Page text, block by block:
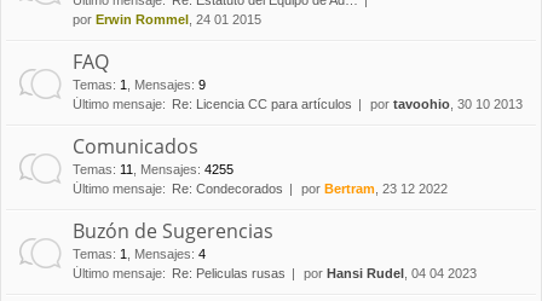
por Erwin Rommel , 24 01 2015
FAQ
Temas: 1 Mensajes: 9
Último mensaje:
Re: Licencia CC para artículos por tavoohio , 30 10 2013
Comunicados
Temas: 11 Mensajes: 4255
Último mensaje:
Re: Condecorados por Bertram , 23 12 2022
Buzón de Sugerencias
Temas: 1 Mensajes: 4
Último mensaje:
Re: Peliculas rusas por Hansi Rudel , 04 04 2023